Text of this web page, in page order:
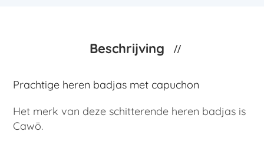
Beschrijving
Prachtige heren badjas met capuchon
Het merk van deze schitterende heren badjas is
Cawö.